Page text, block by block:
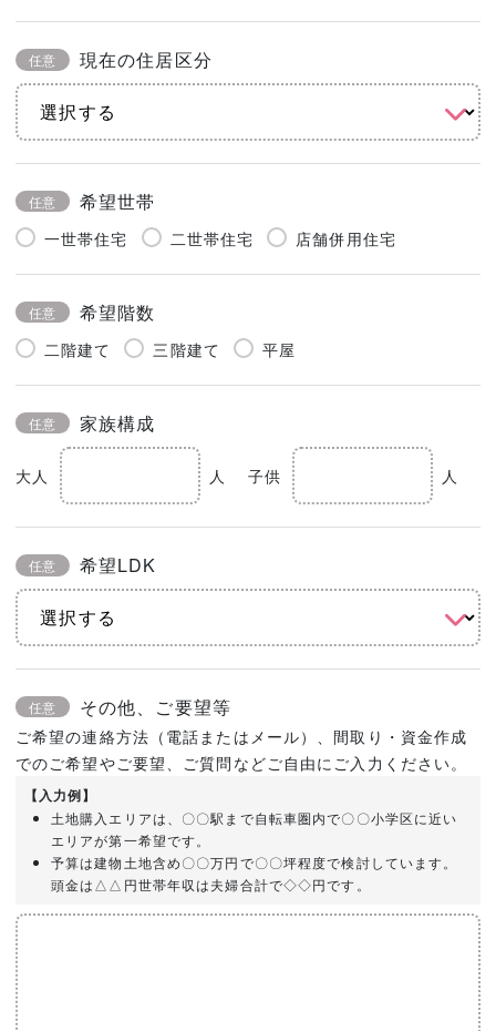
任意 現在の住居区分
任意 希望世帯
一世帯住宅 二世帯住宅 店舗併用住宅
任意 希望階数
二階建て 三階建て 平屋
任意 家族構成
大人 人 子供 人
任意 希望LDK
任意 その他、ご要望等
ご希望の連絡方法（電話またはメール）、間取り・資金作成
でのご希望やご要望、ご質問などご自由にご入力ください。
【入力例】
土地購入エリアは、〇〇駅まで自転車圏内で〇〇小学区に近い
エリアが第一希望です。
予算は建物土地含め〇〇万円で〇〇坪程度で検討しています。
頭金は△△円世帯年収は夫婦合計で◇◇円です。